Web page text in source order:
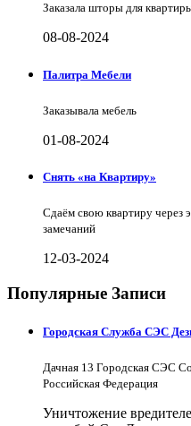
Заказала шторы для
08-08-2024
Палитра Мебели
Заказывала мебель
01-08-2024
Снять «на Квартиру»
Сдаём свою квартиру через
замечаний
12-03-2024
Популярные Записи
Городская Служба СЭС
Дачная 13 Городская СЭС
Российская Федерация
Уничтожение